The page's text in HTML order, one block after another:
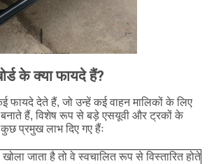
के क्या फायदे हैं?
फायदे देते हैं, जो उन्हें कई वाहन मालिकों के लिए
हैं, विशेष रूप से बड़े एसयूवी और ट्रकों के
प्रमुख लाभ दिए गए हैंः
जाता है तो वे स्वचालित रूप से विस्तारित होते